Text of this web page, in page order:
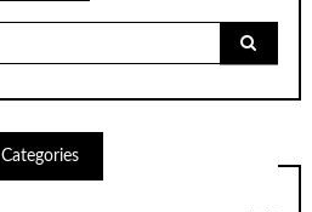
Categories